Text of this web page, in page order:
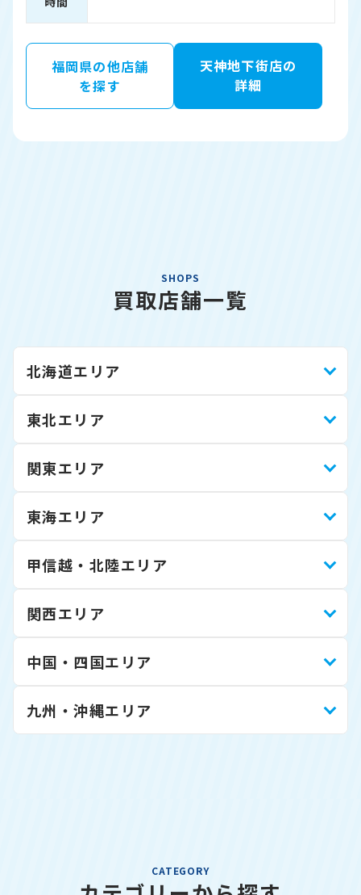
福岡県の他店舗
を探す
天神地下街店の
詳細
SHOPS
買取店舗一覧
北海道エリア
東北エリア
関東エリア
東海エリア
甲信越・北陸エリア
関西エリア
中国・四国エリア
九州・沖縄エリア
CATEGORY